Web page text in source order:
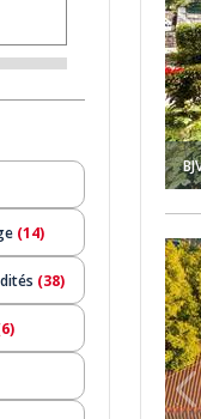
(14)
(38)
Sur L'île Knight À Fethiye 2